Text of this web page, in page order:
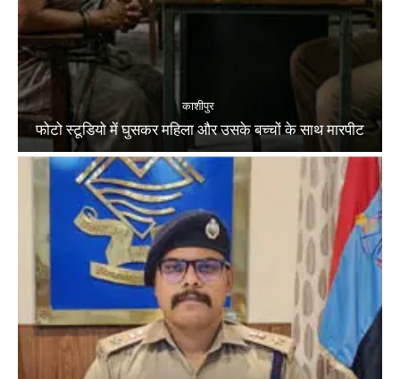
काशीपुर
फोटो स्टूडियो में घुसकर महिला और उसके बच्चों के साथ मारपीट